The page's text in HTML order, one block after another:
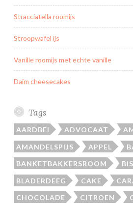
s
e
Stracciatella roomijs
Stroopwafel ijs
Vanille roomijs met echte vanille
Daim cheesecakes
Tags
AARDBEI ADVOCAAT
AMANDELSPIJS APPEL
BANKETBAKKERSROOM
BLADERDEEG CAKE
CHOCOLADE CITROEN